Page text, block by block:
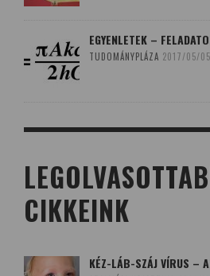
EGYENLETEK –
TUDOMÁNYPLÁZA 2017/05/05
CIKKEINK
KÉZ-LÁB-SZÁJ VÍRUS –